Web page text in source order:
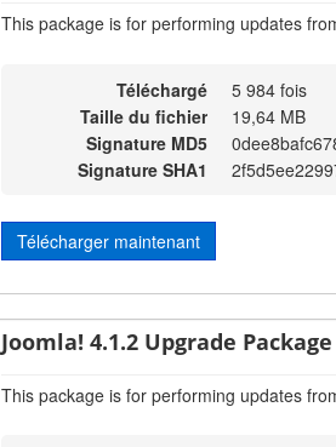
This package is for performing updates
Téléchargé
5 984 fois
Taille du fichier
19,64 MB
Signature MD5
Signature SHA1
Télécharger maintenant
Joomla! 4.1.2 Upgrade
This package is for performing updates